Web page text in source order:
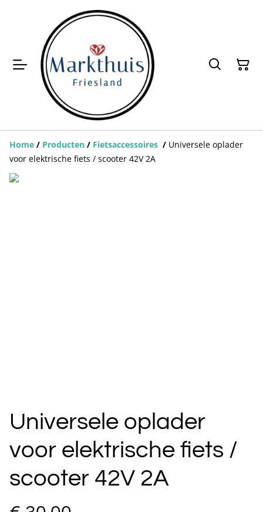
Home / Producten / Fietsaccessoires / Universele oplader
voor elektrische fiets / scooter 42V 2A
Universele oplader
voor elektrische fiets /
scooter 42V 2A